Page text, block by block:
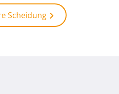
Scheidung